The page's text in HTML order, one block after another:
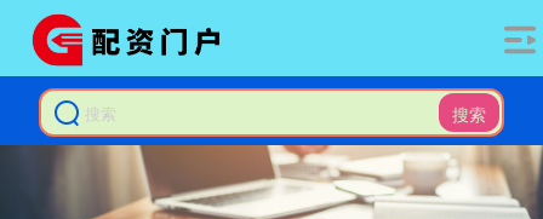
搜索